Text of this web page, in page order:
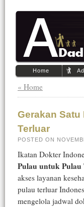
Home
« Home
Gerakan
Terluar
POSTED ON
Ikatan Dokter
Pulau untuk
akses layanan
pulau terluar
mengelola jadwal